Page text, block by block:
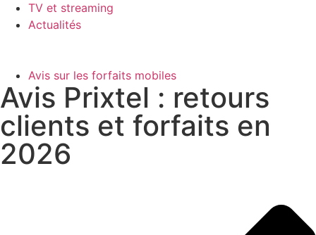
TV et streaming
Actualités
Avis sur les forfaits mobiles
Avis Prixtel : retours
clients et forfaits en
2026